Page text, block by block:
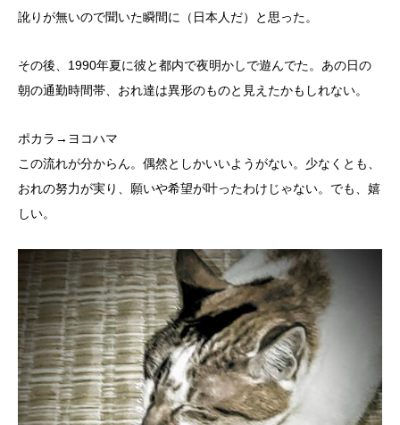
訛りが無いので聞いた瞬間に（日本人だ）と思った。
その後、1990年夏に彼と都内で夜明かしで遊んでた。あの日の
朝の通勤時間帯、おれ達は異形のものと見えたかもしれない。
ポカラ→ヨコハマ
この流れが分からん。偶然としかいいようがない。少なくとも、
おれの努力が実り、願いや希望が叶ったわけじゃない。でも、嬉
しい。